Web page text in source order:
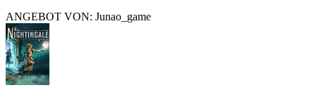
ANGEBOT VON: Junao_game